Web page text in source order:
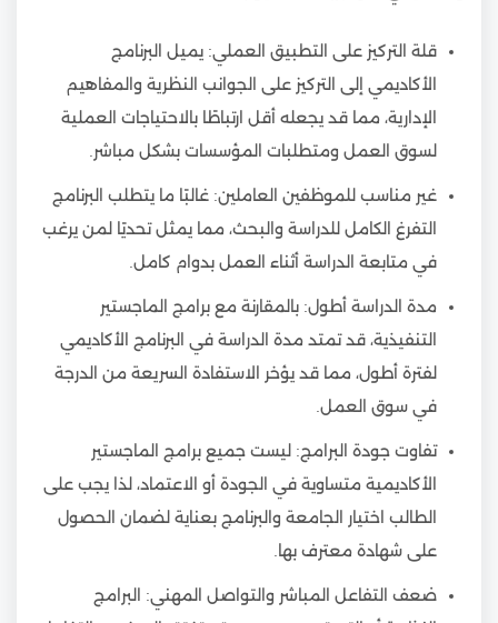
قلة التركيز على التطبيق العملي: يميل البرنامج
الأكاديمي إلى التركيز على الجوانب النظرية والمفاهيم
الإدارية، مما قد يجعله أقل ارتباطًا بالاحتياجات العملية
لسوق العمل ومتطلبات المؤسسات بشكل مباشر.
غير مناسب للموظفين العاملين: غالبًا ما يتطلب البرنامج
التفرغ الكامل للدراسة والبحث، مما يمثل تحديًا لمن يرغب
في متابعة الدراسة أثناء العمل بدوام كامل.
مدة الدراسة أطول: بالمقارنة مع برامج الماجستير
التنفيذية، قد تمتد مدة الدراسة في البرنامج الأكاديمي
لفترة أطول، مما قد يؤخر الاستفادة السريعة من الدرجة
في سوق العمل.
تفاوت جودة البرامج: ليست جميع برامج الماجستير
الأكاديمية متساوية في الجودة أو الاعتماد، لذا يجب على
الطالب اختيار الجامعة والبرنامج بعناية لضمان الحصول
على شهادة معترف بها.
ضعف التفاعل المباشر والتواصل المهني: البرامج